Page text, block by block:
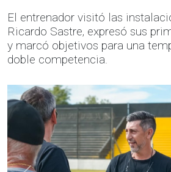
El entrenador visitó las
Ricardo Sastre, expresó sus
y marcó objetivos para una
doble competencia.